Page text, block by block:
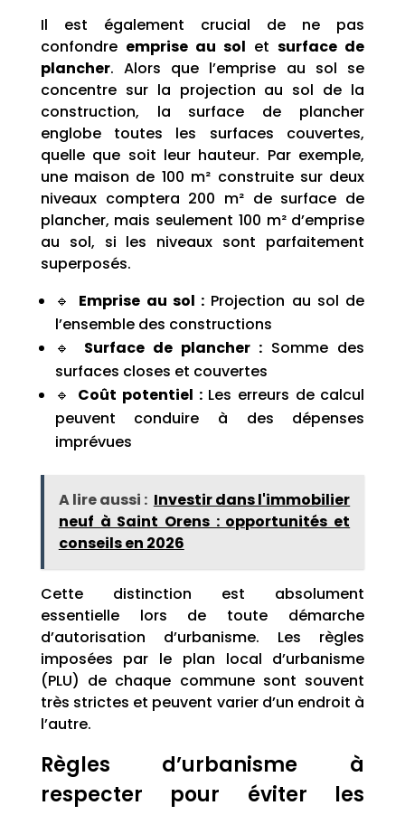
Il est également crucial de ne pas
confondre emprise au sol etsurface de
plancher. Alors que l’emprise au sol se
concentre sur la projection au sol de la
construction, la surface de plancher
englobe toutes les surfaces couvertes,
quelle que soit leur hauteur. Par exemple,
une maison de 100 m² construite sur deux
niveaux comptera 200 m² de surface de
plancher, mais seulement 100 m² d’emprise
au sol, si les niveaux sont parfaitement
superposés.
🔹 Emprise au sol : Projection au sol de
l’ensemble des constructions
🔹 Surface de plancher : Somme des
surfaces closes et couvertes
🔹 Coût potentiel :Les erreurs de calcul
peuvent conduire à des dépenses
imprévues
A lire aussi : Investir dans l'immobilier
neuf à Saint Orens : opportunités et
conseils en 2026
Cette distinction est absolument
essentielle lors de toute démarche
d’autorisation d’urbanisme. Les règles
imposées par le plan local d’urbanisme
(PLU) de chaque commune sont souvent
très strictes et peuvent varier d’un endroit à
l’autre.
Règles d’urbanisme à
respecter pour éviter les